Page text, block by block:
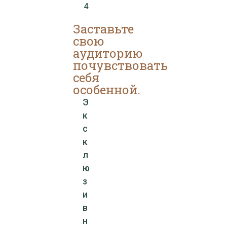
4
Заставьте
свою
аудиторию
почувствовать
себя
особенной.
Э
к
с
к
л
ю
з
и
в
н